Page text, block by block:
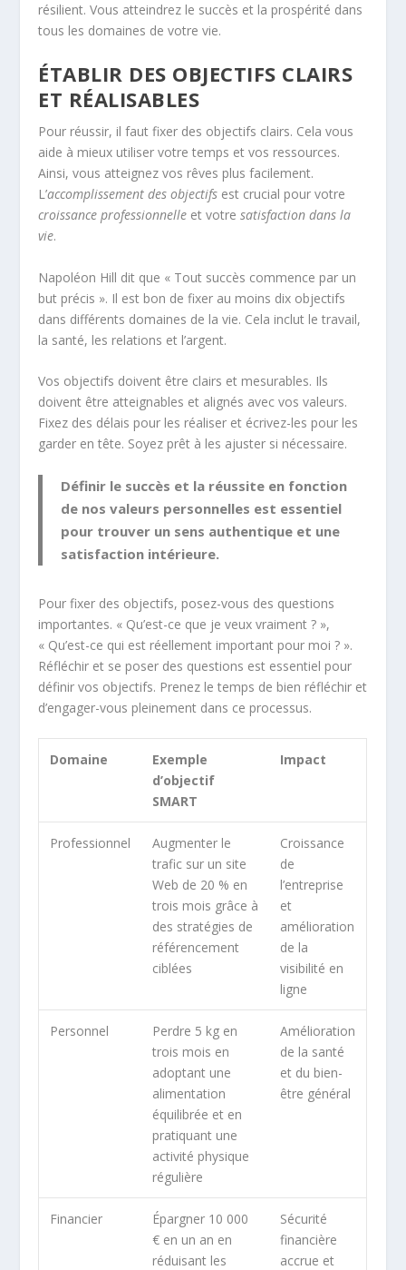
résilient. Vous atteindrez le succès et la prospérité dans
tous les domaines de votre vie.
ÉTABLIR DES OBJECTIFS CLAIRS
ET RÉALISABLES
Pour réussir, il faut fixer des objectifs clairs. Cela vous
aide à mieux utiliser votre temps et vos ressources.
Ainsi, vous atteignez vos rêves plus facilement.
L’accomplissement des objectifs est crucial pour votre
croissance professionnelle et votresatisfaction dans la
vie.
Napoléon Hill dit que « Tout succès commence par un
but précis ». Il est bon de fixer au moins dix objectifs
dans différents domaines de la vie. Cela inclut le travail,
la santé, les relations et l’argent.
Vos objectifs doivent être clairs et mesurables. Ils
doivent être atteignables et alignés avec vos valeurs.
Fixez des délais pour les réaliser et écrivez-les pour les
garder en tête. Soyez prêt à les ajuster si nécessaire.
Définir le succès et la réussite en fonction
de nos valeurs personnelles est essentiel
pour trouver un sens authentique et une
satisfaction intérieure.
Pour fixer des objectifs, posez-vous des questions
importantes. « Qu’est-ce que je veux vraiment ? »,
« Qu’est-ce qui est réellement important pour moi ? ».
Réfléchir et se poser des questions est essentiel pour
définir vos objectifs. Prenez le temps de bien réfléchir et
d’engager-vous pleinement dans ce processus.
Domaine
Exemple
d’objectif
SMART
Impact
Professionnel
Augmenter le
trafic sur un site
Web de 20 % en
trois mois grâce à
des stratégies de
référencement
ciblées
Croissance
de
l’entreprise
et
amélioration
de la
visibilité en
ligne
Personnel
Perdre 5 kg en
trois mois en
adoptant une
alimentation
équilibrée et en
pratiquant une
activité physique
régulière
Amélioration
de la santé
et du bien-
être général
Financier
Épargner 10 000
€ en un an en
réduisant les
Sécurité
financière
accrue et